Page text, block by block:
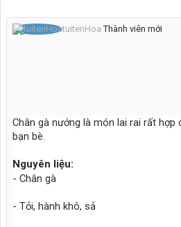
tuitenHoa Thành viên mới
Chân gà nướng là món lai rai rất
bạn bè.
Nguyên liệu:
- Chân gà
- Tỏi, hành khô, sả